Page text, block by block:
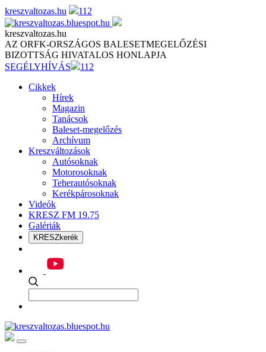
Skip
to
content
kreszvaltozas.hu 112
kreszvaltozas.hu
AZ ORFK-ORSZÁGOS BALESETMEGELŐZÉSI
BIZOTTSÁG HIVATALOS HONLAPJA
SEGÉLYHÍVÁS
112
Cikkek
Hírek
Magazin
Tanácsok
Baleset-megelőzés
Archívum
Kreszváltozások
Autósoknak
Motorosoknak
Teherautósoknak
Kerékpárosoknak
Videók
KRESZ FM 19.75
Galériák
KRESZkerék